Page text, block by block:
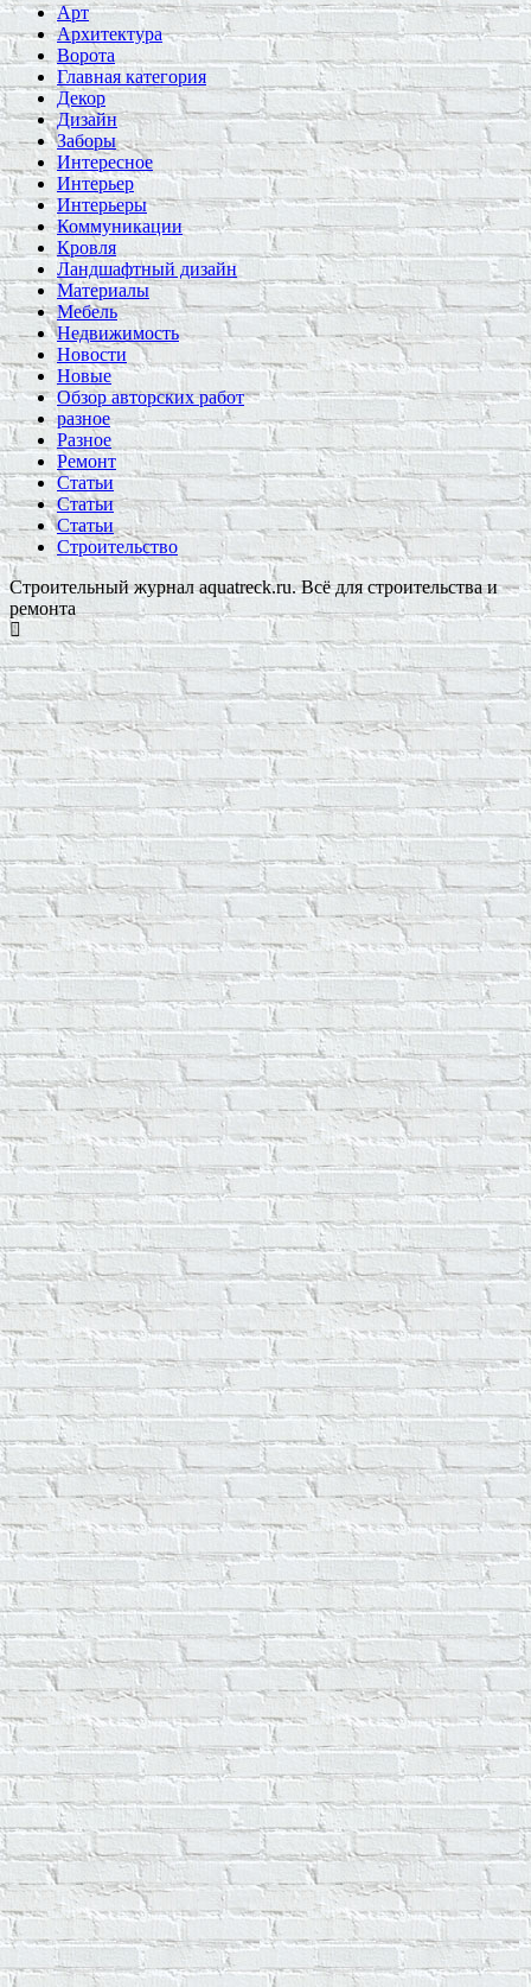
Арт
Архитектура
Ворота
Главная категория
Декор
Дизайн
Заборы
Интересное
Интерьер
Интерьеры
Коммуникации
Кровля
Ландшафтный дизайн
Материалы
Мебель
Недвижимость
Новости
Новые
Обзор авторских работ
разное
Разное
Ремонт
Статьи
Статьи
Статьи
Строительство
Строительный журнал aquatreck.ru. Всё для строительства и
ремонта